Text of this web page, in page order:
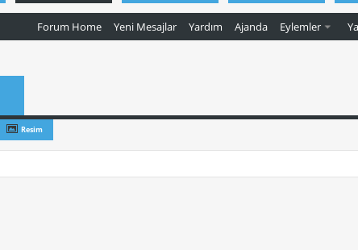
Forum Home Yeni Mesajlar Yardım Ajanda Eylemler
Resim